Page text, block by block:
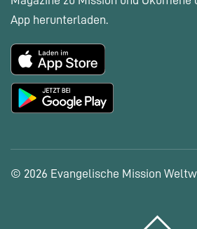
App herunterladen.
© 2026 Evangelische Mission